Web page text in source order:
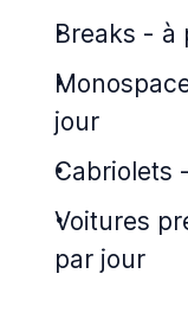
Breaks - à
jour
Cabriolets -
Voitures
par jour